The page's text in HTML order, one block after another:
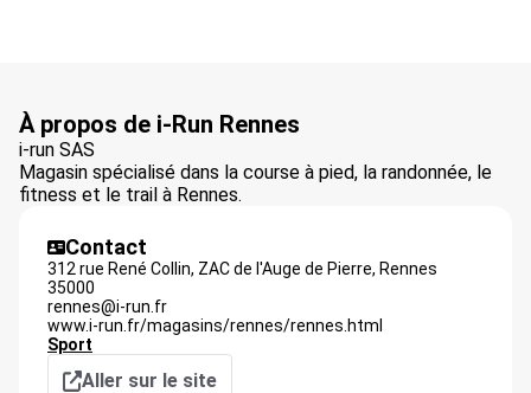
À propos de i-Run Rennes
i-run SAS
Magasin spécialisé dans la course à pied, la randonnée, le
fitness et le trail à Rennes.
Contact
312 rue René Collin, ZAC de l'Auge de Pierre, Rennes
35000
rennes@i-run.fr
www.i-run.fr/magasins/rennes/rennes.html
Sport
Aller sur le site